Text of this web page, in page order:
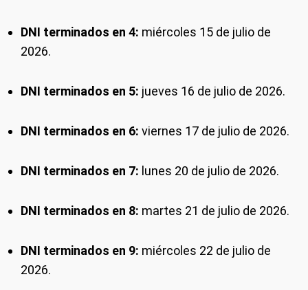
DNI terminados en 4: miércoles 15 de julio de
2026.
DNI terminados en 5: jueves 16 de julio de 2026.
DNI terminados en 6: viernes 17 de julio de 2026.
DNI terminados en 7: lunes 20 de julio de 2026.
DNI terminados en 8: martes 21 de julio de 2026.
DNI terminados en 9: miércoles 22 de julio de
2026.